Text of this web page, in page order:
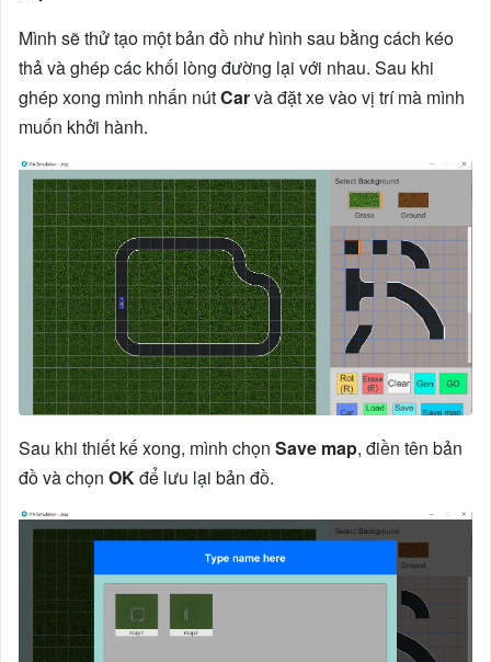
Mình sẽ thử tạo một bản đồ như hình sau bằng cách kéo
thả và ghép các khối lòng đường lại với nhau. Sau khi
ghép xong mình nhấn nútCarvà đặt xe vào vị trí mà mình
muốn khởi hành.
Sau khi thiết kế xong, mình chọn Save map, điền tên bản
đồ và chọn OKđể lưu lại bản đồ.